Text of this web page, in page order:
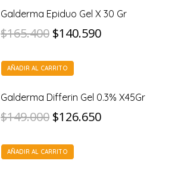
era:
$159.000.
es:
$135.150.
Galderma Epiduo Gel X 30 Gr
$165.400 El
original
era:
$165.400.
$140.590El
es:
$140.590.
AÑADIR AL CARRITO
Galderma Differin Gel 0.3% X45Gr
$149.000 El
original
$126.650El
AÑADIR AL CARRITO